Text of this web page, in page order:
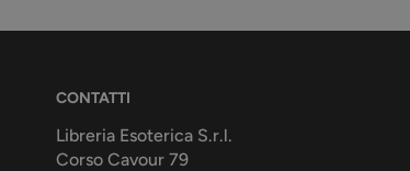
CONTATTI
Libreria Esoterica S.r.l.
Corso Cavour 79